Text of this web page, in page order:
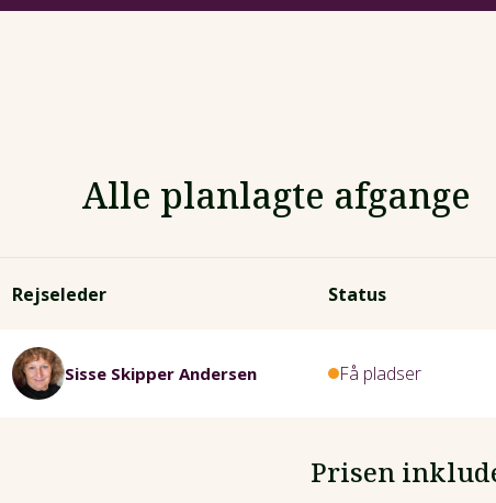
Alle planlagte afgange
Rejseleder Status
Sisse Skipper Andersen Få pladser
Prisen